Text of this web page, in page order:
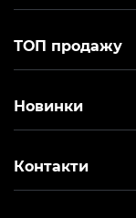
ТОП продажу
Новинки
Контакти